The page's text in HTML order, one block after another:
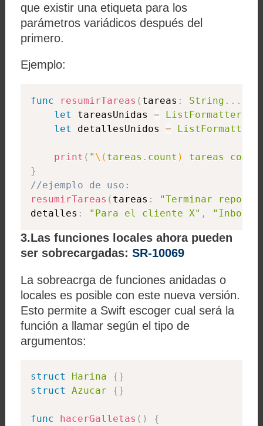
que existir una etiqueta para los
parámetros variádicos después del
primero.
Ejemplo:
func resumirTareas ( tareas : String . . .
let tareasUnidas = ListFormatter
let detallesUnidos = ListFormatter
print ( " \( tareas . count )
tareas
}
//ejemplo de uso:
resumirTareas ( tareas :
"Terminar
detalles : "Para el cliente X" , "Inbox
3.Las funciones locales ahora pueden
ser sobrecargadas:SR-10069
La sobreacrga de funciones anidadas o
locales es posible con este nueva versión.
Esto permite a Swift escoger cual será la
función a llamar según el tipo de
argumentos:
struct Harina {}
struct
Azucar {}
func hacerGalletas ( )
{